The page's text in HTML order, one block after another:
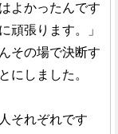
よかったんです
頑張ります。」
その場で決断す
にしました。
それぞれです